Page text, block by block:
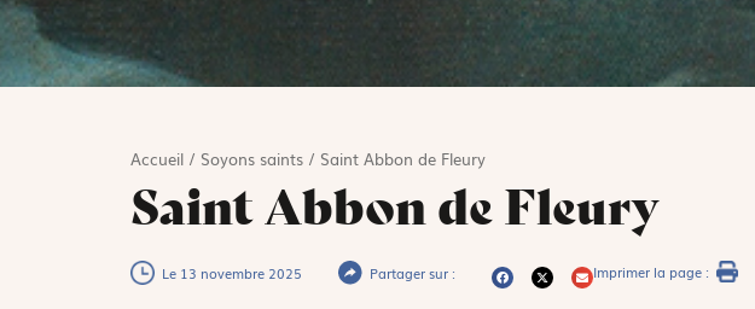
Accueil/ Soyons saints/ Saint Abbon de Fleury
Saint Abbon de Fleury
Le 13 novembre 2025 Partager sur : Imprimer la page :